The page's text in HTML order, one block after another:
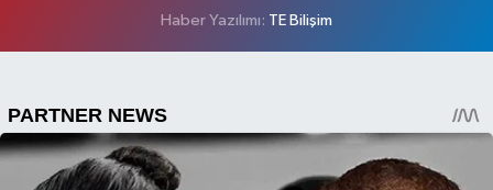
Haber Yazılımı: TE Bilişim